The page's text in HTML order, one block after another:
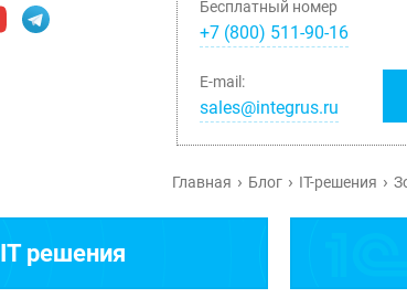
Бесплатный номер
+7 (800) 511-90-16
E-mail:
sales@integrus.ru
Главная Блог IT-решения
IT решения